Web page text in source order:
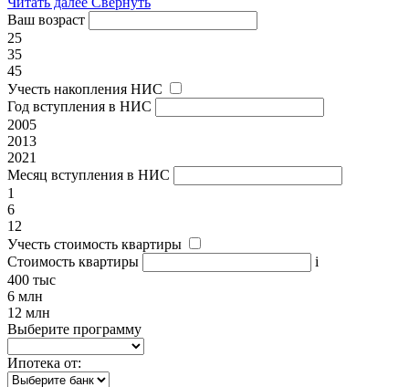
Ваш возраст
25
35
45
Учесть накопления НИС
Год вступления в НИС
2005
2013
2021
Месяц вступления в НИС
1
6
12
Учесть стоимость квартиры
Стоимость квартиры
i
400 тыс
6 млн
12 млн
Выберите программу
Ипотека от: